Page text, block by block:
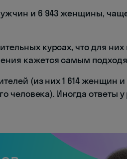
и 6 943 женщины,
курсах, что для
кажется самым
(из них 1 614 женщин
человека). Иногда ответы